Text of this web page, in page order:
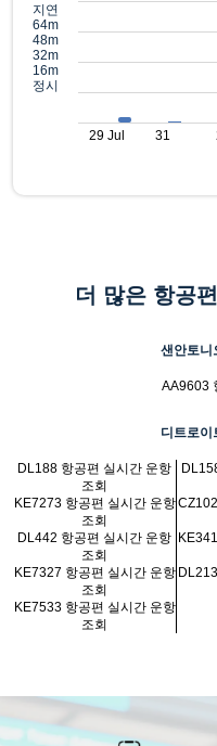
지연
64m
48m
32m
16m
정시
29 Jul 31
더 많은 항공
샌안토니
AA9603
디트로이
DL188 항공편 실시간 운항
조회
KE7273 항공편 실시간 운항
조회
DL442 항공편 실시간 운항
조회
KE7327 항공편 실시간 운항
조회
KE7533 항공편 실시간 운항
조회